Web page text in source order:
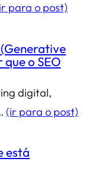
para o post)
(Generative
o SEO
digital,
(ir para o post)
está